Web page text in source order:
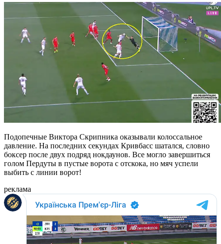
Подопечные Виктора Скрипника оказывали колоссальное
давление. На последних секундах Кривбасс шатался, словно
боксер после двух подряд нокдаунов. Все могло завершиться
голом Пердуты в пустые ворота с отскока, но мяч успели
выбить с линии ворот!
реклама